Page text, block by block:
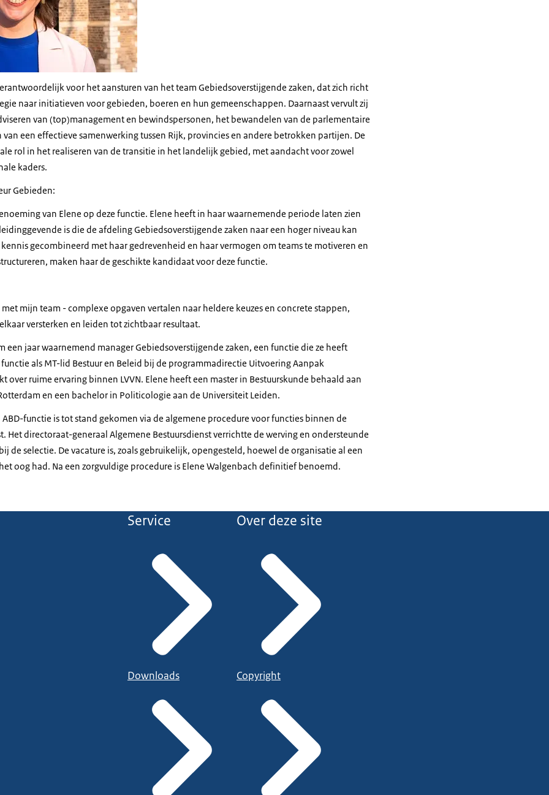
voor het aansturen van het team Gebiedsoverstijgende zaken, dat zich richt
naar initiatieven voor gebieden, boeren en hun gemeenschappen. Daarnaast vervult zij
van (top)management en bewindspersonen, het bewandelen van de parlementaire
een effectieve samenwerking tussen Rijk, provincies en andere betrokken partijen. De
rol in het realiseren van de transitie in het landelijk gebied, met aandacht voor zowel
kaders.
Gebieden:
van Elene op deze functie. Elene heeft in haar waarnemende periode laten zien
is die de afdeling Gebiedsoverstijgende zaken naar een hoger niveau kan
gecombineerd met haar gedrevenheid en haar vermogen om teams te motiveren en
maken haar de geschikte kandidaat voor deze functie.
mijn team - complexe opgaven vertalen naar heldere keuzes en concrete stappen,
versterken en leiden tot zichtbaar resultaat.
een jaar waarnemend manager Gebiedsoverstijgende zaken, een functie die ze heeft
als MT-lid Bestuur en Beleid bij de programmadirectie Uitvoering Aanpak
over ruime ervaring binnen LVVN. Elene heeft een master in Bestuurskunde behaald aan
en een bachelor in Politicologie aan de Universiteit Leiden.
functie is tot stand gekomen via de algemene procedure voor functies binnen de
Het directoraat-generaal Algemene Bestuursdienst verrichtte de werving en ondersteunde
de selectie. De vacature is, zoals gebruikelijk, opengesteld, hoewel de organisatie al een
oog had. Na een zorgvuldige procedure is Elene Walgenbach definitief benoemd.
Service
Downloads
Over deze site
Copyright